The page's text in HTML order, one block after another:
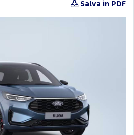
Salva in PDF